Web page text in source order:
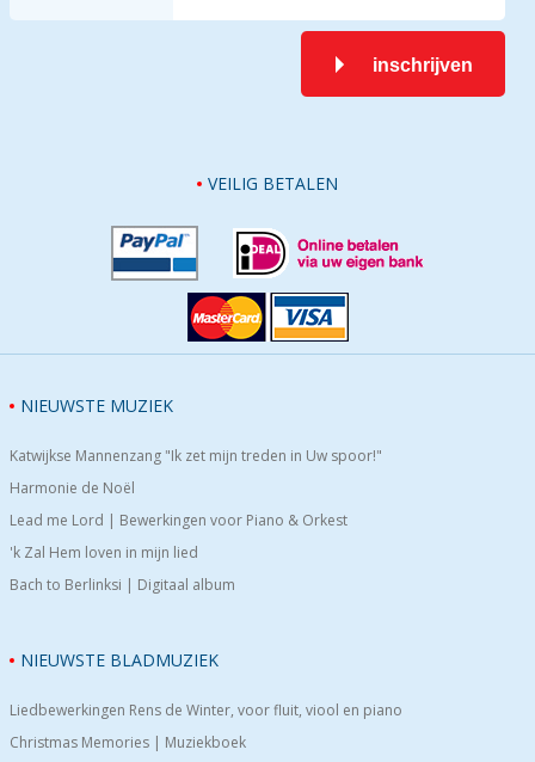
inschrijven
VEILIG BETALEN
NIEUWSTE MUZIEK
Katwijkse Mannenzang "Ik zet mijn treden in Uw spoor!"
Harmonie de Noël
Lead me Lord | Bewerkingen voor Piano & Orkest
'k Zal Hem loven in mijn lied
Bach to Berlinksi | Digitaal album
NIEUWSTE BLADMUZIEK
Liedbewerkingen Rens de Winter, voor fluit, viool en piano
Christmas Memories | Muziekboek